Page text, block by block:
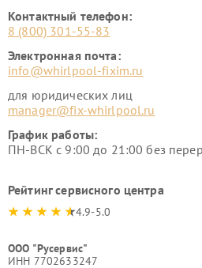
Контактный телефон:
8 (800) 301-55-83
Электронная почта:
info@whirlpool-fixim.ru
для юридических лиц
manager@fix-whirlpool.ru
График работы:
ПН-ВСК с 9:00 до 21:00 без
Рейтинг сервисного центра
4.9-5.0
ООО "Русервис"
ИНН 7702633247